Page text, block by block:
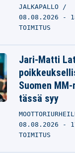
JALKAPALLO
08.08.2026 -
TOIMITUS
Jari-Matti
Suomen
tässä syy
08.08.2026 -
TOIMITUS